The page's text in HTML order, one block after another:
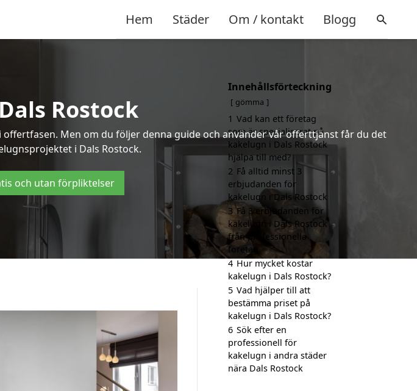
Hem Städer Om / kontakt Blogg
Rostock
Men om du följer denna guide och använder vår offerttjänst får du det
i Dals Rostock.
och utan förpliktelser
Innehållsförteckning
gömma
1 Vad kan ett företag
som är specialiserat på
kakelugn i Dals Rostock
hjälpa till med?
2 Få alltid minst 3
erbjudanden för
kakelugn i Dals Rostock
3 Få 3 erbjudanden för
kakelugn i Dals Rostock
från professionella
företag
4 Hur mycket kostar
kakelugn i Dals Rostock?
5 Vad hjälper till att
bestämma priset på
kakelugn i Dals Rostock?
6 Sök efter en
professionell för
kakelugn i andra städer
nära Dals Rostock